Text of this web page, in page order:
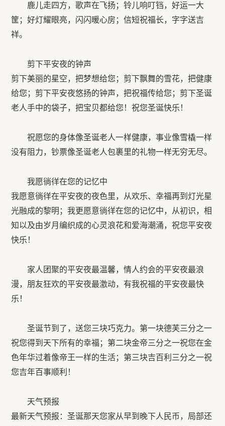
鹿儿走四方，歌声在飞扬；铃儿响叮铛，好运一大
筐；好灯耀眼亮，闪闪暖心房；信短祝福长，字字送吉
祥。
剪下平安夜的钟声
剪下美丽的星空，把梦想给您；剪下飘舞的雪花，把健康
给您；剪下平安夜悠扬的钟声，把祝福传给您；剪下圣诞
老人手中的袋子，把宝贝都给您！祝您圣诞快乐！
祝愿您的身体像圣诞老人一样健康，事业像雪橇一样
没有阻力，钞票像圣诞老人包裹里的礼物一样无穷无尽。
我愿徜徉在您的记忆中
我愿意徜徉在平安夜的夜色里，从欢乐、幸福再到灯光星
光融成的黎明；我更愿意徜徉在您的记忆中，从初识，相
知以及由岁月编织成的心灵浪花和爱海潮涌，祝您平安夜
快乐！
家人团聚的平安夜最温馨，情人约会的平安夜最浪
漫，朋友狂欢的平安夜最激动，有我祝福的平安夜最快
乐！
圣诞节到了，送您三块巧克力。第一块德芙三分之一
祝您得到天下所有的幸福；第二块金帝三分之一祝您在金
色年华过着像帝王一样的生活；第三块吉百利三分之一祝
您吉年百事顺利！
天气预报
最新天气预报：圣诞那天您家从早到晚下人民币，局部还